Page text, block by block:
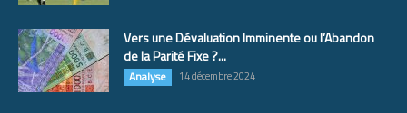
Vers une Dévaluation Imminente ou l’Abandon
de la Parité Fixe ?...
Analyse 14 décembre 2024